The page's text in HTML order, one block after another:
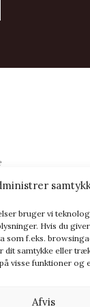
bruger vi
Hvis du
som f.eks.
dit samtykke eller
visse funktioner og
Afvis